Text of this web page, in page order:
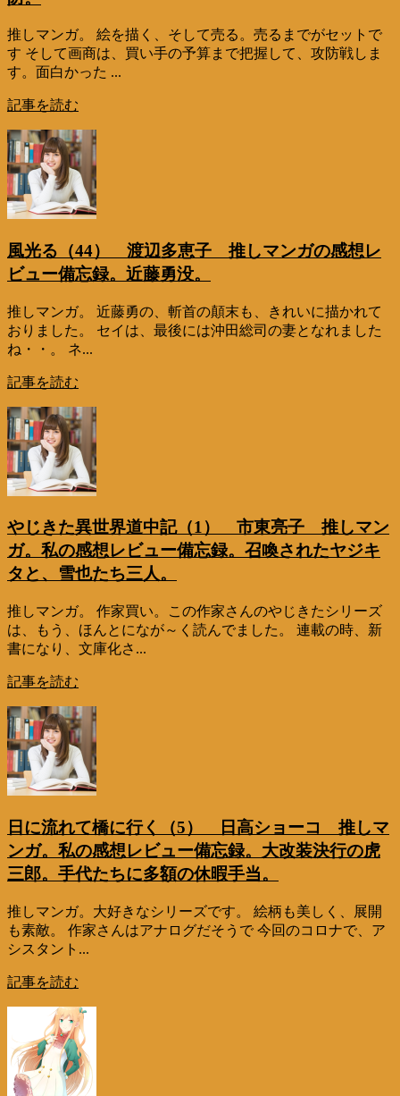
推しマンガ。 絵を描く、そして売る。売るまでがセットで
す そして画商は、買い手の予算まで把握して、攻防戦しま
す。面白かった ...
記事を読む
風光る（44） 渡辺多恵子 推しマンガの感想レ
ビュー備忘録。近藤勇没。
推しマンガ。 近藤勇の、斬首の顛末も、きれいに描かれて
おりました。 セイは、最後には沖田総司の妻となれました
ね・・。 ネ...
記事を読む
やじきた異世界道中記（1） 市東亮子 推しマン
ガ。私の感想レビュー備忘録。召喚されたヤジキ
タと、雪也たち三人。
推しマンガ。 作家買い。この作家さんのやじきたシリーズ
は、もう、ほんとになが～く読んでました。 連載の時、新
書になり、文庫化さ...
記事を読む
日に流れて橋に行く（5） 日高ショーコ 推しマ
ンガ。私の感想レビュー備忘録。大改装決行の虎
三郎。手代たちに多額の休暇手当。
推しマンガ。大好きなシリーズです。 絵柄も美しく、展開
も素敵。 作家さんはアナログだそうで 今回のコロナで、ア
シスタント...
記事を読む